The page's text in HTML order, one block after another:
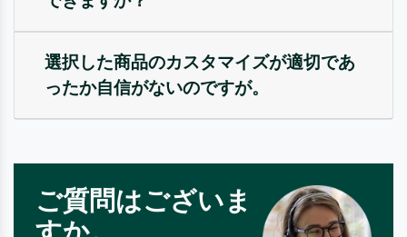
選択した商品のカスタマイズが適切であ
ったか自信がないのですが。
ご質問はございま